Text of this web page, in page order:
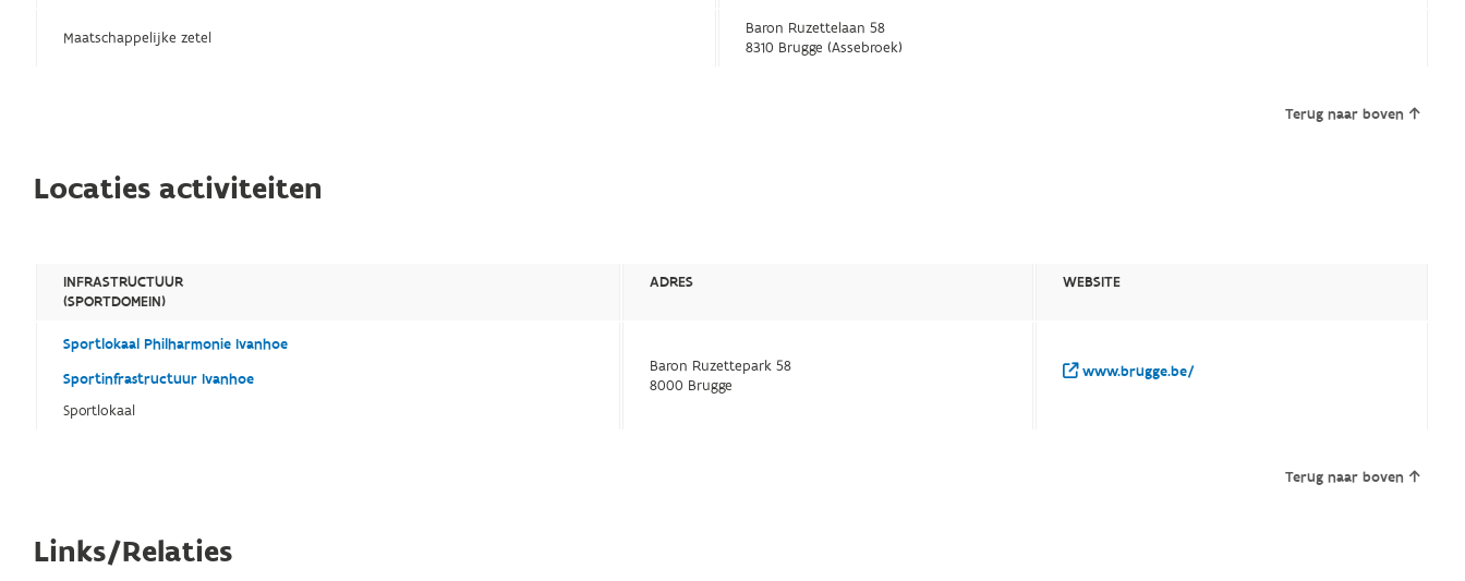
Maatschappelijke zetel
Baron Ruzettelaan 58
8310 Brugge (Assebroek)
Terug naar boven
Locaties activiteiten
INFRASTRUCTUUR
(SPORTDOMEIN)
ADRES WEBSITE
Sportlokaal Philharmonie Ivanhoe
Sportinfrastructuur Ivanhoe
Sportlokaal
Baron Ruzettepark 58
8000 Brugge
www.brugge.be/
Terug naar boven
Links/Relaties